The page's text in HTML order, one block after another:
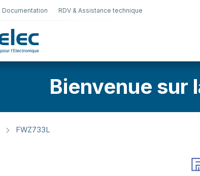
Documentation RDV & Assistance technique
Bienvenue sur
FWZ733L